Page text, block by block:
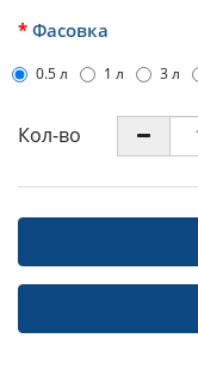
Фасовка
0.5 л 1 л 3 л
Кол-во